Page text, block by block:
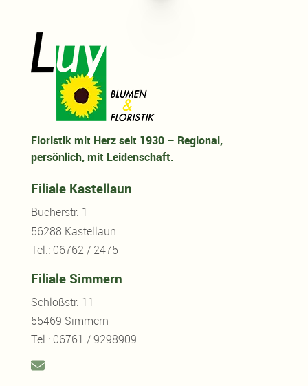
Floristik mit Herz seit 1930 – Regional,
persönlich, mit Leidenschaft.
Filiale Kastellaun
Bucherstr. 1
56288 Kastellaun
Tel.: 06762 / 2475
Filiale Simmern
Schloßstr. 11
55469 Simmern
Tel.: 06761 / 9298909